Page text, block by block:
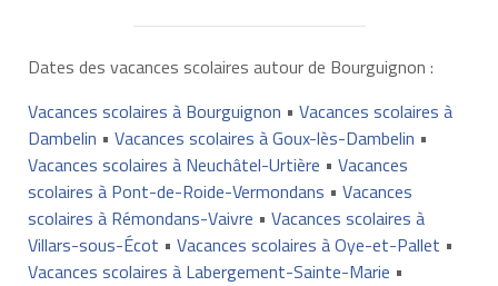
Dates des vacances scolaires autour de Bourguignon :
Vacances scolaires à Bourguignon • Vacances scolaires à
Dambelin • Vacances scolaires à Goux-lès-Dambelin •
Vacances scolaires à Neuchâtel-Urtière • Vacances
scolaires à Pont-de-Roide-Vermondans • Vacances
scolaires à Rémondans-Vaivre • Vacances scolaires à
Villars-sous-Écot • Vacances scolaires à Oye-et-Pallet •
Vacances scolaires à Labergement-Sainte-Marie •